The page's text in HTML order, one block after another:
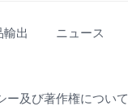
輸出 ニュース
ー及び著作権について